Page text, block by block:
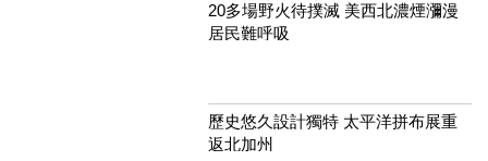
20多場野火待撲滅 美西北濃煙瀰漫
居民難呼吸
歷史悠久設計獨特 太平洋拼布展重
返北加州